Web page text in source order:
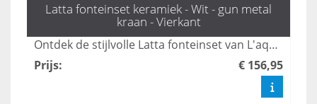
Latta fonteinset keramiek - Wit - gun metal
kraan - Vierkant
Ontdek de stijlvolle Latta fonteinset van L'aqua, compleet met een elegante gun metal kraan en sifon, perfect voor elke toiletruimte. Deze wasbak voor in de wc combineert functionaliteit met een modern design, waardoor je badkamer een luxe uitstraling krijgt. Bestel snel en geef jouw toilet een upgrade met deze prachtige fonteintjes!
Prijs: € 156,95